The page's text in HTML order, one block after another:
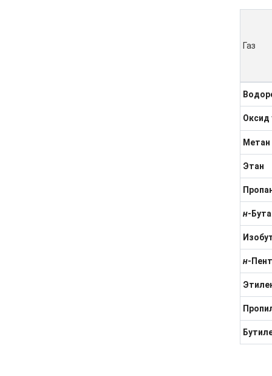
Газ
Оксид
Метан
Этан
н-
н-